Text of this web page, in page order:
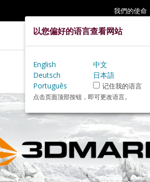
我們的使命
以您偏好的语言查看网站
English
中文
Deutsch
日本語
Português
记住我的语言
点击页面顶部按钮，即可更改语言。